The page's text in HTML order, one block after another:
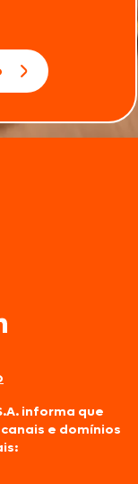
informa que
e domínios